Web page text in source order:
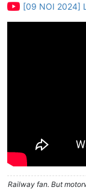
[09 NOI 2024]
Railway fan. But